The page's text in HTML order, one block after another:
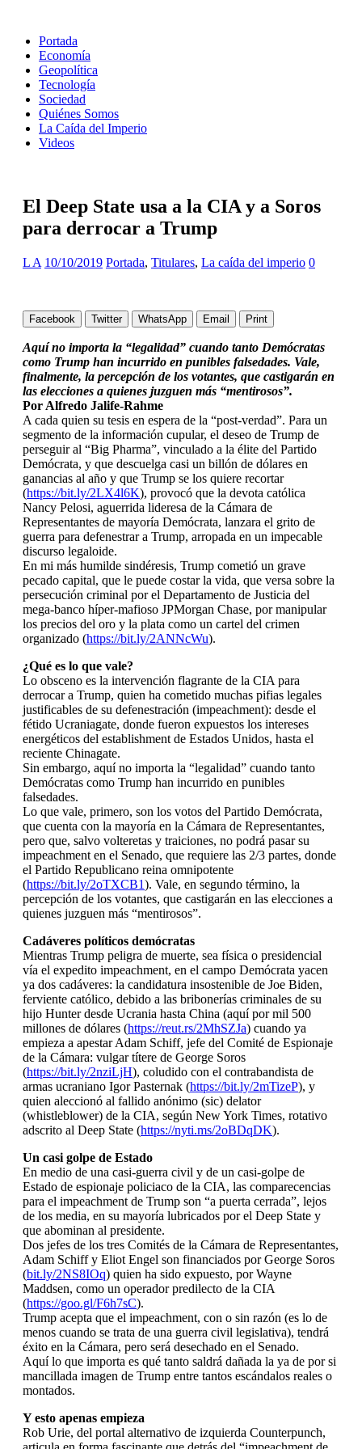
Portada
Economía
Geopolítica
Tecnología
Sociedad
Quiénes Somos
La Caída del Imperio
Videos
El Deep State usa a la CIA y a Soros
para derrocar a Trump
L A 10/10/2019 Portada, Titulares, La caída del imperio 0
Facebook Twitter WhatsApp Email Print
Aquí no importa la “legalidad” cuando tanto Demócratas
como Trump han incurrido en punibles falsedades. Vale,
finalmente, la percepción de los votantes, que castigarán en
las elecciones a quienes juzguen más “mentirosos”.
Por Alfredo Jalife-Rahme
A cada quien su tesis en espera de la “post-verdad”. Para un
segmento de la información cupular, el deseo de Trump de
perseguir al “Big Pharma”, vinculado a la élite del Partido
Demócrata, y que descuelga casi un billón de dólares en
ganancias al año y que Trump se los quiere recortar
(https://bit.ly/2LX4l6K), provocó que la devota católica
Nancy Pelosi, aguerrida lideresa de la Cámara de
Representantes de mayoría Demócrata, lanzara el grito de
guerra para defenestrar a Trump, arropada en un impecable
discurso legaloide.
En mi más humilde sindéresis, Trump cometió un grave
pecado capital, que le puede costar la vida, que versa sobre la
persecución criminal por el Departamento de Justicia del
mega-banco híper-mafioso JPMorgan Chase, por manipular
los precios del oro y la plata como un cartel del crimen
organizado (https://bit.ly/2ANNcWu).
¿Qué es lo que vale?
Lo obsceno es la intervención flagrante de la CIA para
derrocar a Trump, quien ha cometido muchas pifias legales
justificables de su defenestración (impeachment): desde el
fétido Ucraniagate, donde fueron expuestos los intereses
energéticos del establishment de Estados Unidos, hasta el
reciente Chinagate.
Sin embargo, aquí no importa la “legalidad” cuando tanto
Demócratas como Trump han incurrido en punibles
falsedades.
Lo que vale, primero, son los votos del Partido Demócrata,
que cuenta con la mayoría en la Cámara de Representantes,
pero que, salvo volteretas y traiciones, no podrá pasar su
impeachment en el Senado, que requiere las 2/3 partes, donde
el Partido Republicano reina omnipotente
(https://bit.ly/2oTXCB1). Vale, en segundo término, la
percepción de los votantes, que castigarán en las elecciones a
quienes juzguen más “mentirosos”.
Cadáveres políticos demócratas
Mientras Trump peligra de muerte, sea física o presidencial
vía el expedito impeachment, en el campo Demócrata yacen
ya dos cadáveres: la candidatura insostenible de Joe Biden,
ferviente católico, debido a las bribonerías criminales de su
hijo Hunter desde Ucrania hasta China (aquí por mil 500
millones de dólares (https://reut.rs/2MhSZJa) cuando ya
empieza a apestar Adam Schiff, jefe del Comité de Espionaje
de la Cámara: vulgar títere de George Soros
(https://bit.ly/2nziLjH), coludido con el contrabandista de
armas ucraniano Igor Pasternak (https://bit.ly/2mTizeP), y
quien aleccionó al fallido anónimo (sic) delator
(whistleblower) de la CIA, según New York Times, rotativo
adscrito al Deep State (https://nyti.ms/2oBDqDK).
Un casi golpe de Estado
En medio de una casi-guerra civil y de un casi-golpe de
Estado de espionaje policiaco de la CIA, las comparecencias
para el impeachment de Trump son “a puerta cerrada”, lejos
de los media, en su mayoría lubricados por el Deep State y
que abominan al presidente.
Dos jefes de los tres Comités de la Cámara de Representantes,
Adam Schiff y Eliot Engel son financiados por George Soros
(bit.ly/2NS8IOq) quien ha sido expuesto, por Wayne
Maddsen, como un operador predilecto de la CIA
(https://goo.gl/F6h7sC).
Trump acepta que el impeachment, con o sin razón (es lo de
menos cuando se trata de una guerra civil legislativa), tendrá
éxito en la Cámara, pero será desechado en el Senado.
Aquí lo que importa es qué tanto saldrá dañada la ya de por si
mancillada imagen de Trump entre tantos escándalos reales o
montados.
Y esto apenas empieza
Rob Urie, del portal alternativo de izquierda Counterpunch,